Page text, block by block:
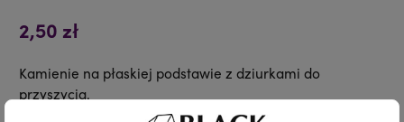
2,50 zł
Kamienie na płaskiej podstawie z dziurkami do
przyszycia.